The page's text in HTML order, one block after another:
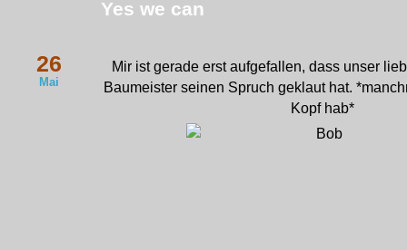
Yes we can
26
Mai
Mir ist gerade erst aufgefallen, dass unser
Baumeister seinen Spruch geklaut hat.
Kopf hab*